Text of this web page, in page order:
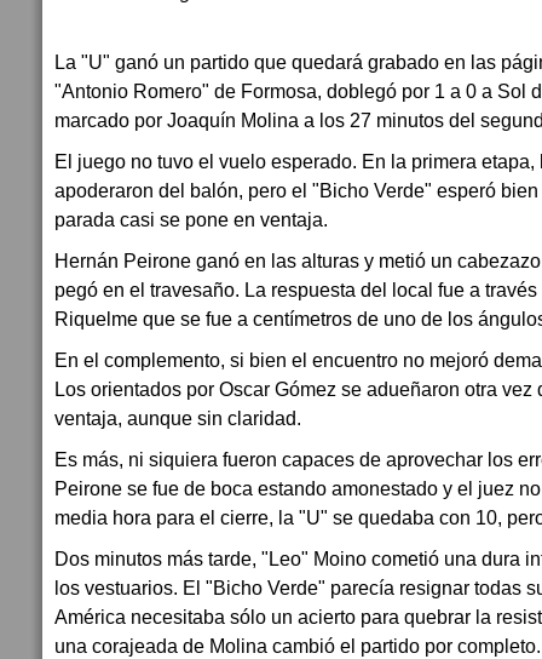
La "U" ganó un partido que quedará grabado en las
"Antonio Romero" de Formosa, doblegó por 1 a 0 a Sol
marcado por Joaquín Molina a los 27 minutos del
El juego no tuvo el vuelo esperado. En la primera etapa,
apoderaron del balón, pero el "Bicho Verde" esperó
parada casi se pone en ventaja.
Hernán Peirone ganó en las alturas y metió un
pegó en el travesaño. La respuesta del local fue a
Riquelme que se fue a centímetros de uno de los
En el complemento, si bien el encuentro no mejoró
Los orientados por Oscar Gómez se adueñaron otra vez
ventaja, aunque sin claridad.
Es más, ni siquiera fueron capaces de aprovechar los
Peirone se fue de boca estando amonestado y el juez
media hora para el cierre, la "U" se quedaba con 10,
Dos minutos más tarde, "Leo" Moino cometió una dura
los vestuarios. El "Bicho Verde" parecía resignar todas
América necesitaba sólo un acierto para quebrar la
una corajeada de Molina cambió el partido por completo.